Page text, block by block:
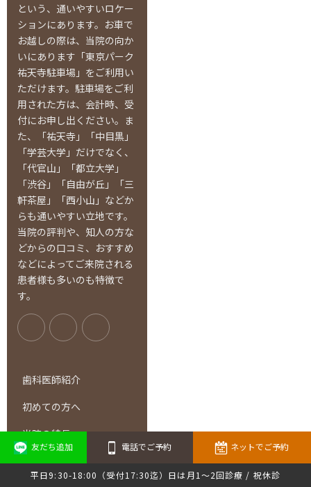
という、通いやすいロケー
ションにあります。お車で
お越しの際は、当院の向か
いにあります「東京パーク
祐天寺駐車場」をご利用い
ただけます。駐車場をご利
用された方は、会計時、受
付にお申し出ください。ま
た、「祐天寺」「中目黒」
「学芸大学」だけでなく、
「代官山」「都立大学」
「渋谷」「自由が丘」「三
軒茶屋」「西小山」などか
らも通いやすい立地です。
当院の評判や、知人の方な
どからの口コミ、おすすめ
などによってご来院される
患者様も多いのも特徴で
す。
歯科医師紹介
初めての方へ
当院の特長
診療内容
友だち追加 電話でご予約 ネットでご予約
平日9:30-18:00（受付17:30迄）日は月1～2回診療 / 祝休診